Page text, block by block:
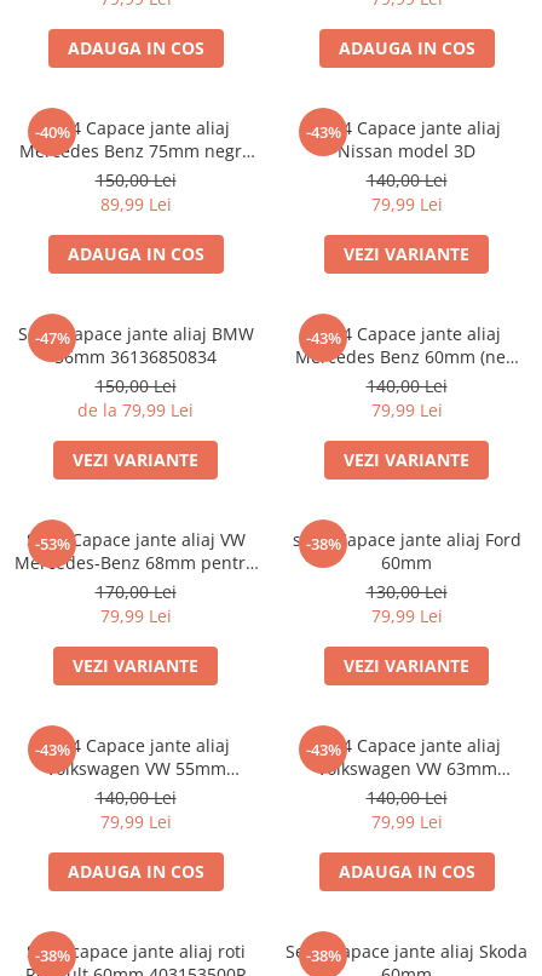
ADAUGA IN COS ADAUGA IN COS
-40%
set 4 Capace jante aliaj
Mercedes Benz 75mm negru
lucios complet (inel prindere)
150,00 Lei
89,99 Lei
ADAUGA IN COS
-43%
set 4 Capace jante aliaj
Nissan model 3D
140,00 Lei
79,99 Lei
VEZI VARIANTE
-47%
Set 4 Capace jante aliaj BMW
56mm 36136850834
150,00 Lei
de la 79,99 Lei
VEZI VARIANTE
-43%
Set 4 Capace jante aliaj
Mercedes Benz 60mm (new
black) / (silver)
140,00 Lei
79,99 Lei
VEZI VARIANTE
-53%
Set 4 Capace jante aliaj VW
Mercedes-Benz 68mm pentru
jante originale BMW
170,00 Lei
79,99 Lei
VEZI VARIANTE
-38%
set 4 Capace jante aliaj Ford
60mm
130,00 Lei
79,99 Lei
VEZI VARIANTE
-43%
Set 4 Capace jante aliaj
Volkswagen VW 55mm
6N0601171
140,00 Lei
79,99 Lei
ADAUGA IN COS
-43%
Set 4 Capace jante aliaj
Volkswagen VW 63mm
7M7601165 7D0601165
140,00 Lei
79,99 Lei
ADAUGA IN COS
-38%
Set 4 capace jante aliaj roti
-38%
Set 4 Capace jante aliaj Skoda